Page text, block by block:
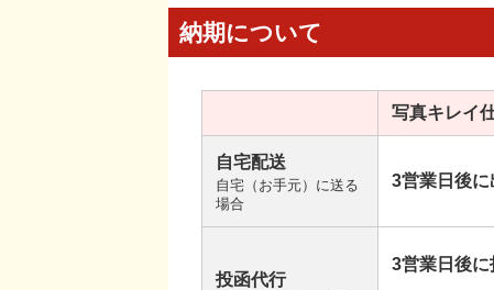
納期について
写真キレイ
自宅配送
自宅（お手元）に送る
場合
3営業日後に
投函代行
3営業日後に